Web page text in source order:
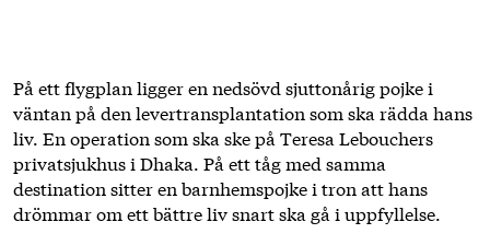
På ett flygplan ligger en nedsövd sjuttonårig pojke i
väntan på den levertransplantation som ska rädda hans
liv. En operation som ska ske på Teresa Lebouchers
privatsjukhus i Dhaka. På ett tåg med samma
destination sitter en barnhemspojke i tron att hans
drömmar om ett bättre liv snart ska gå i uppfyllelse.